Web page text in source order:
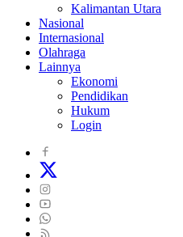
Kalimantan Utara
Nasional
Internasional
Olahraga
Lainnya
Ekonomi
Pendidikan
Hukum
Login